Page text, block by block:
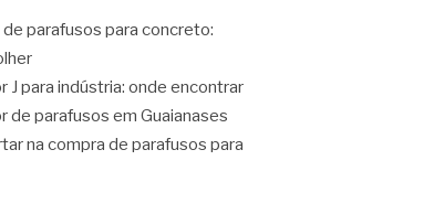
parafusos para concreto:
J para indústria: onde encontrar
de parafusos em Guaianases
na compra de parafusos para